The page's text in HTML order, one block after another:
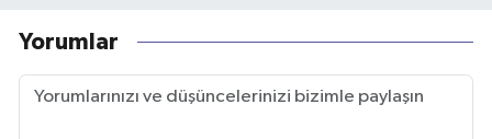
Yorumlar